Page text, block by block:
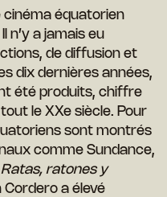
cinéma équatorien
n’y a jamais eu
de diffusion et
dix dernières années,
été produits, chiffre
le XXe siècle. Pour
sont montrés
comme Sundance,
Ratas, ratones y
a élevé